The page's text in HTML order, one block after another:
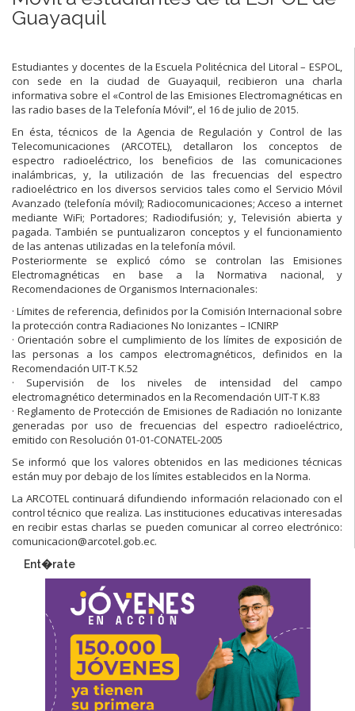
Guayaquil
Estudiantes y docentes de la Escuela Politécnica del Litoral – ESPOL,
con sede en la ciudad de Guayaquil, recibieron una charla
informativa sobre el «Control de las Emisiones Electromagnéticas en
las radio bases de la Telefonía Móvil”, el 16 de julio de 2015.
En ésta, técnicos de la Agencia de Regulación y Control de las
Telecomunicaciones (ARCOTEL), detallaron los conceptos de
espectro radioeléctrico, los beneficios de las comunicaciones
inalámbricas, y, la utilización de las frecuencias del espectro
radioeléctrico en los diversos servicios tales como el Servicio Móvil
Avanzado (telefonía móvil); Radiocomunicaciones; Acceso a internet
mediante WiFi; Portadores; Radiodifusión; y, Televisión abierta y
pagada. También se puntualizaron conceptos y el funcionamiento
de las antenas utilizadas en la telefonía móvil.
Posteriormente se explicó cómo se controlan las Emisiones
Electromagnéticas en base a la Normativa nacional, y
Recomendaciones de Organismos Internacionales:
· Límites de referencia, definidos por la Comisión Internacional sobre
la protección contra Radiaciones No Ionizantes – ICNIRP
· Orientación sobre el cumplimiento de los límites de exposición de
las personas a los campos electromagnéticos, definidos en la
Recomendación UIT-T K.52
· Supervisión de los niveles de intensidad del campo
electromagnético determinados en la Recomendación UIT-T K.83
· Reglamento de Protección de Emisiones de Radiación no Ionizante
generadas por uso de frecuencias del espectro radioeléctrico,
emitido con Resolución 01-01-CONATEL-2005
Se informó que los valores obtenidos en las mediciones técnicas
están muy por debajo de los límites establecidos en la Norma.
La ARCOTEL continuará difundiendo información relacionado con el
control técnico que realiza. Las instituciones educativas interesadas
en recibir estas charlas se pueden comunicar al correo electrónico:
comunicacion@arcotel.gob.ec.
Ent�rate